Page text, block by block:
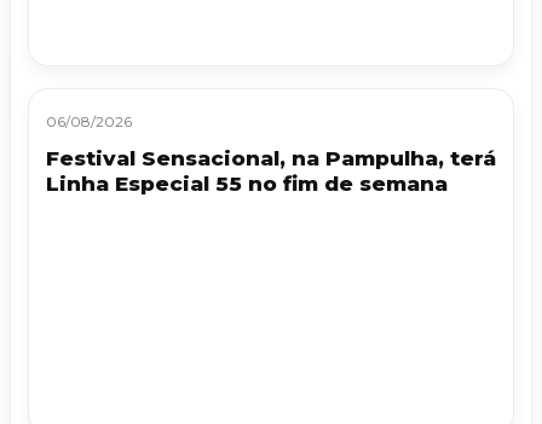
06/08/2026
Festival Sensacional, na Pampulha, terá
Linha Especial 55 no fim de semana